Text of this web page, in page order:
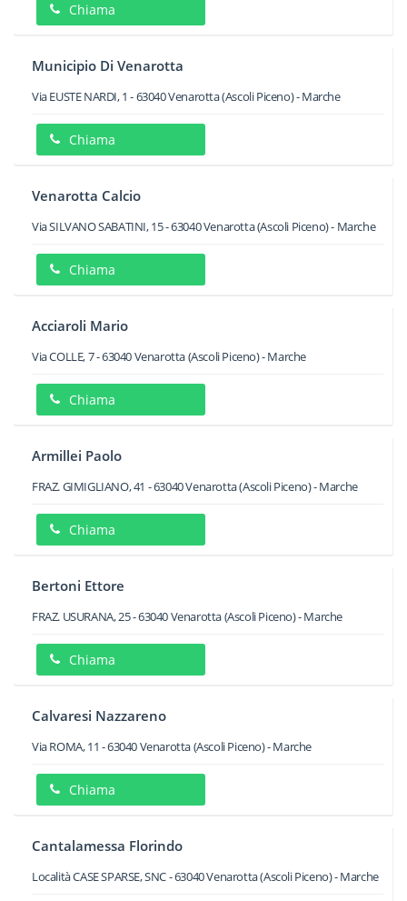
Chiama
Municipio Di Venarotta
Via EUSTE NARDI, 1 -63040Venarotta(Ascoli Piceno) -Marche
Chiama
Venarotta Calcio
Via SILVANO SABATINI, 15-63040Venarotta(Ascoli Piceno) - Marche
Chiama
Acciaroli Mario
Via COLLE, 7-63040Venarotta(Ascoli Piceno) -Marche
Chiama
Armillei Paolo
FRAZ. GIMIGLIANO, 41 -63040Venarotta(Ascoli Piceno) -Marche
Chiama
Bertoni Ettore
FRAZ. USURANA, 25-63040Venarotta(Ascoli Piceno) -Marche
Chiama
Calvaresi Nazzareno
Via ROMA, 11 -63040Venarotta(Ascoli Piceno) -Marche
Chiama
Cantalamessa Florindo
Località CASE SPARSE, SNC-63040Venarotta(Ascoli Piceno) -Marche